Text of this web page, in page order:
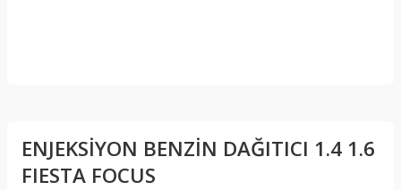
ENJEKSİYON BENZİN DAĞITICI 1.4 1.6
FIESTA FOCUS